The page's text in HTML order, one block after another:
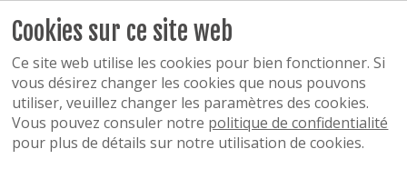
Cookies sur ce site web
Ce site web utilise les cookies pour bien fonctionner. Si
vous désirez changer les cookies que nous pouvons
utiliser, veuillez changer les paramètres des cookies.
Vous pouvez consuler notre politique de confidentialité
pour plus de détails sur notre utilisation de cookies.